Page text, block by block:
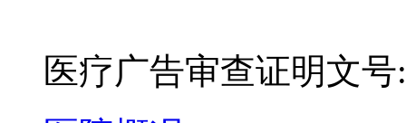
医疗广告审查证明文